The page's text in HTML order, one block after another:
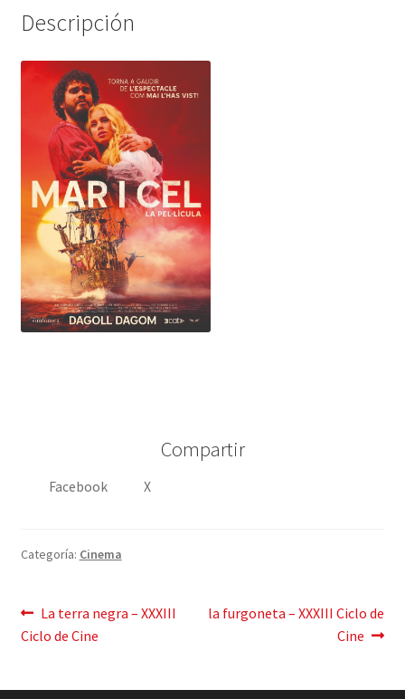
Descripción
Compartir
Facebook X
Categoría: Cinema
Mensaje
de
navegación
Publicación
anterior:
La terra negra – XXXIII
Ciclo de Cine
Siguiente
la furgoneta – XXXIII Ciclo de
Cine